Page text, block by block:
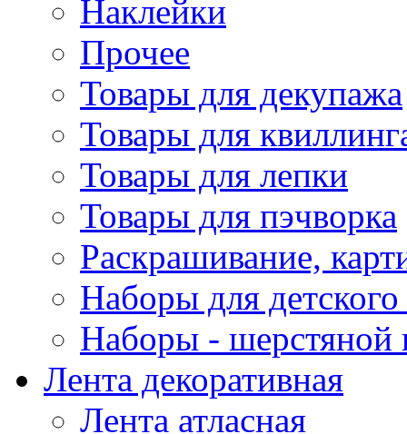
Наклейки
Прочее
Товары для декупажа
Товары для
Товары для лепки
Товары для пэчворка
Раскрашивание,
Наборы для
Наборы - шерстяной
Лента декоративная
Лента атласная